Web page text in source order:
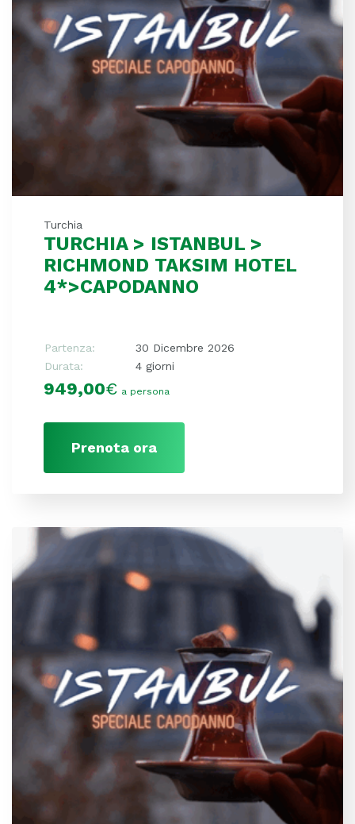
Turchia
TURCHIA > ISTANBUL >
RICHMOND TAKSIM HOTEL
4*>CAPODANNO
Partenza:
30 Dicembre 2026
Durata:
4 giorni
949,00€ a persona
Prenota ora